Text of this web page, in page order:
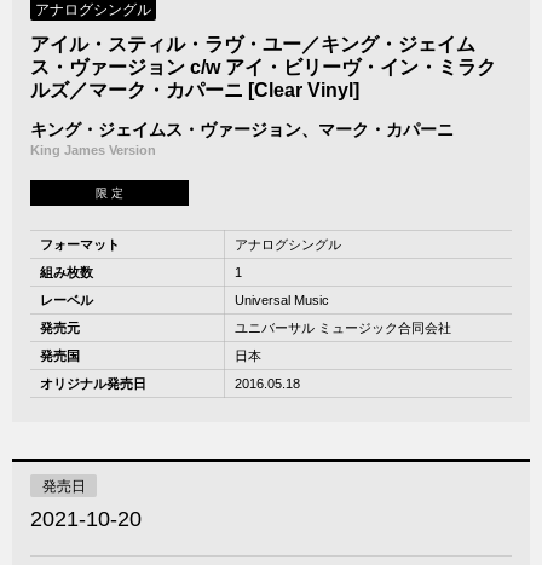
アナログシングル
アイル・スティル・ラヴ・ユー／キング・ジェイム
ス・ヴァージョン c/w アイ・ビリーヴ・イン・ミラク
ルズ／マーク・カパーニ [Clear Vinyl]
キング・ジェイムス・ヴァージョン、マーク・カパーニ
King James Version
限 定
フォーマット
アナログシングル
組み枚数
1
レーベル
Universal Music
発売元
ユニバーサル ミュージック合同会社
発売国
日本
オリジナル発売日
2016.05.18
発売日
2021-10-20